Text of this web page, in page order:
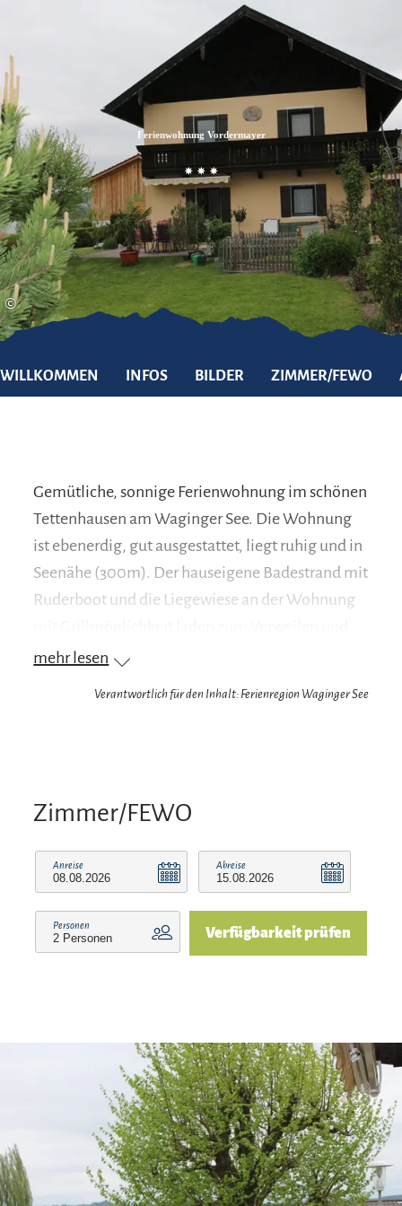
Zum
Inhalt
Zur
Suche
Zum
Footer
©
Ferienwohnung Vordermayer
WILLKOMMEN INFOS BILDER ZIMMER/FEWO
Gemütliche, sonnige Ferienwohnung im schönen
Tettenhausen am Waginger See. Die Wohnung
ist ebenerdig, gut ausgestattet, liegt ruhig und in
Seenähe (300m). Der hauseigene Badestrand mit
Ruderboot und die Liegewiese an der Wohnung
Entspannen ein. Fischerfreundlich. Auch
mehr lesen
Verantwortlich für den Inhalt: Ferienregion Waginger See
Zimmer/FEWO
Anreise Abreise
Personen Verfügbarkeit prüfen